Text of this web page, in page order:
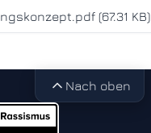
(67.31 KB)
Nach oben